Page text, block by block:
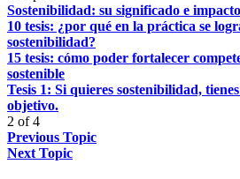
Sostenibilidad: su significado e impacto
10 tesis: ¿por qué en la práctica se
sostenibilidad?
15 tesis: cómo poder fortalecer
sostenible
Tesis 1: Si quieres sostenibilidad,
objetivo.
2 of 4
Previous Topic
Next Topic